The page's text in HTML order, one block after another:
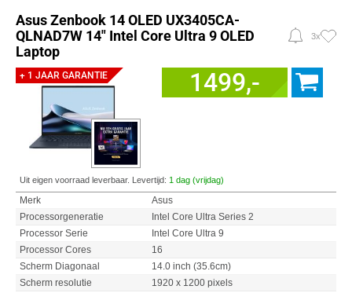
Asus Zenbook 14 OLED UX3405CA-
QLNAD7W 14" Intel Core Ultra 9 OLED
Laptop
3x
+ 1 JAAR GARANTIE 1499,-
Uit eigen voorraad leverbaar. Levertijd: 1 dag (vrijdag)
Merk
Asus
Processorgeneratie
Intel Core Ultra Series 2
Processor Serie
Intel Core Ultra 9
Processor Cores
16
Scherm Diagonaal
14.0 inch (35.6cm)
Scherm resolutie
1920 x 1200 pixels